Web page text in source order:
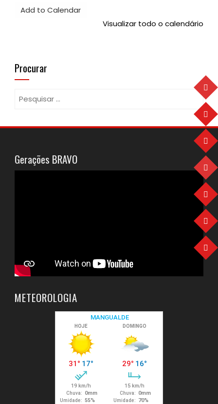
de
Add to Calendar
Visualizar todo o calendário
Procurar
Pesquisar
Gerações BRAVO
METEOROLOGIA